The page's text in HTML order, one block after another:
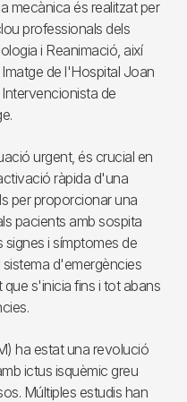
mecànica és realitzat per
professionals dels
i Reanimació, així
de l'Hospital Joan
de
urgent, és crucial en
ràpida d'una
per proporcionar una
pacients amb sospita
i símptomes de
d'emergències
s'inicia fins i tot abans
ha estat una revolució
ictus isquèmic greu
Múltiples estudis han